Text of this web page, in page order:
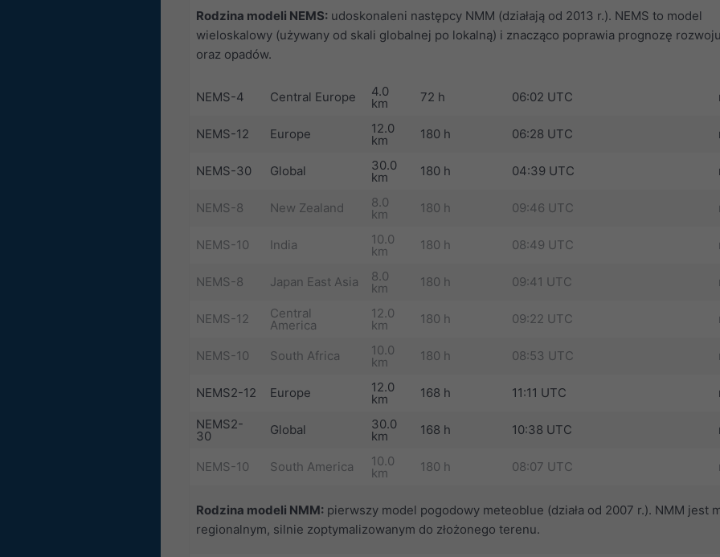
Rodzina modeli NEMS: udoskonaleni następcy NMM (działają od 2013 r.). NEMS to model
wieloskalowy (używany od skali globalnej po lokalną) i znacząco poprawia prognozę
oraz opadów.
NEMS-4 Central Europe 4.0
km 72 h 06:02 UTC
NEMS-12 Europe 12.0
km 180 h 06:28 UTC
NEMS-30 Global 30.0
km 180 h 04:39 UTC
NEMS-8 New Zealand 8.0
km 180 h 09:46 UTC
NEMS-10 India 10.0
km 180 h 08:49 UTC
NEMS-8 Japan East Asia 8.0
km 180 h 09:41 UTC
NEMS-12 Central
America
12.0
km 180 h 09:22 UTC
NEMS-10 South Africa 10.0
km 180 h 08:53 UTC
NEMS2-12 Europe 12.0
km 168 h 11:11 UTC
NEMS2-
30 Global 30.0
km 168 h 10:38 UTC
NEMS-10 South America 10.0
km 180 h 08:07 UTC
Rodzina modeli NMM: pierwszy model pogodowy meteoblue (działa od 2007 r.). NMM jest
regionalnym, silnie zoptymalizowanym do złożonego terenu.